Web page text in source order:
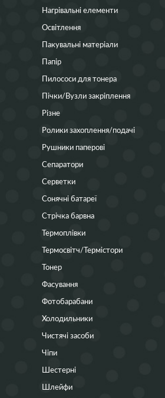
Нагрівальні елементи
Освітлення
Пакувальні матеріали
Папір
Пилососи для тонера
Пічки/Вузли закріплення
Різне
Ролики захоплення/подачі
Рушники паперові
Сепаратори
Серветки
Сонячні батареї
Стрічка барвна
Термоплівки
Термосвітч/Термістори
Тонер
Фасування
Фотобарабани
Холодильники
Чистячі засоби
Чіпи
Шестерні
Шлейфи